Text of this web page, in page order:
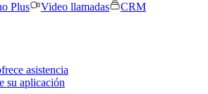
Plus Video llamadas
CRM
asistencia
su aplicación